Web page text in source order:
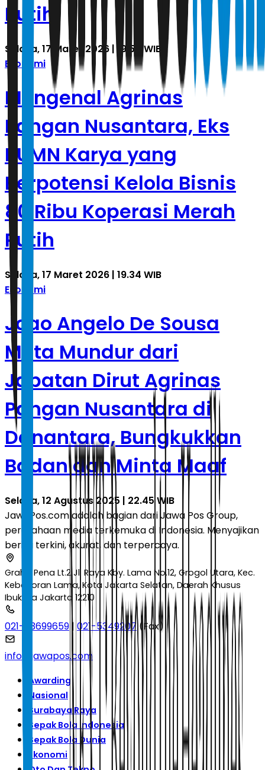
Putih
Selasa, 17 Maret 2026 | 19.54 WIB
Ekonomi
Mengenal Agrinas
Pangan Nusantara, Eks
BUMN Karya yang
Berpotensi Kelola Bisnis
80 Ribu Koperasi Merah
Putih
Selasa, 17 Maret 2026 | 19.34 WIB
Ekonomi
Joao Angelo De Sousa
Mota Mundur dari
Jabatan Dirut Agrinas
Pangan Nusantara di
Danantara, Bungkukkan
Badan dan Minta Maaf
Selasa, 12 Agustus 2025 | 22.45 WIB
JawaPos.com adalah bagian dari Jawa Pos Group,
perusahaan media terkemuka di Indonesia. Menyajikan
berita terkini, akurat, dan terpercaya.
Graha Pena Lt.2 Jl. Raya Kby. Lama No.12, Grogol Utara, Kec.
Kebayoran Lama, Kota Jakarta Selatan, Daerah Khusus
Ibukota Jakarta 12210
021-53699659 | 021-5349207(Fax)
info@jawapos.com
Awarding
Nasional
Surabaya Raya
Sepak Bola Indonesia
Sepak Bola Dunia
Ekonomi